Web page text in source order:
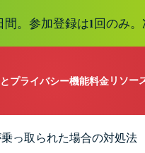
。参加登録は1回のみ
ーログポリシー]
プライバシー機能料金リソー
をリード
超高速
。113か
受信トレイと個人情
っ取られた場合の対処法